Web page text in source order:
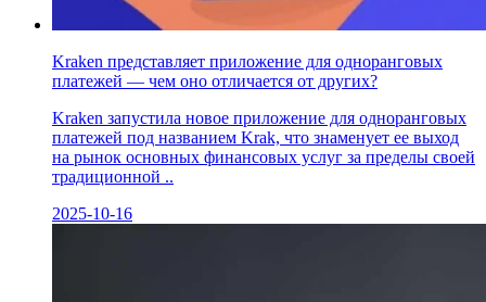
Kraken представляет приложение для одноранговых
платежей — чем оно отличается от других?
Kraken запустила новое приложение для одноранговых
платежей под названием Krak, что знаменует ее выход
на рынок основных финансовых услуг за пределы своей
традиционной ..
2025-10-16